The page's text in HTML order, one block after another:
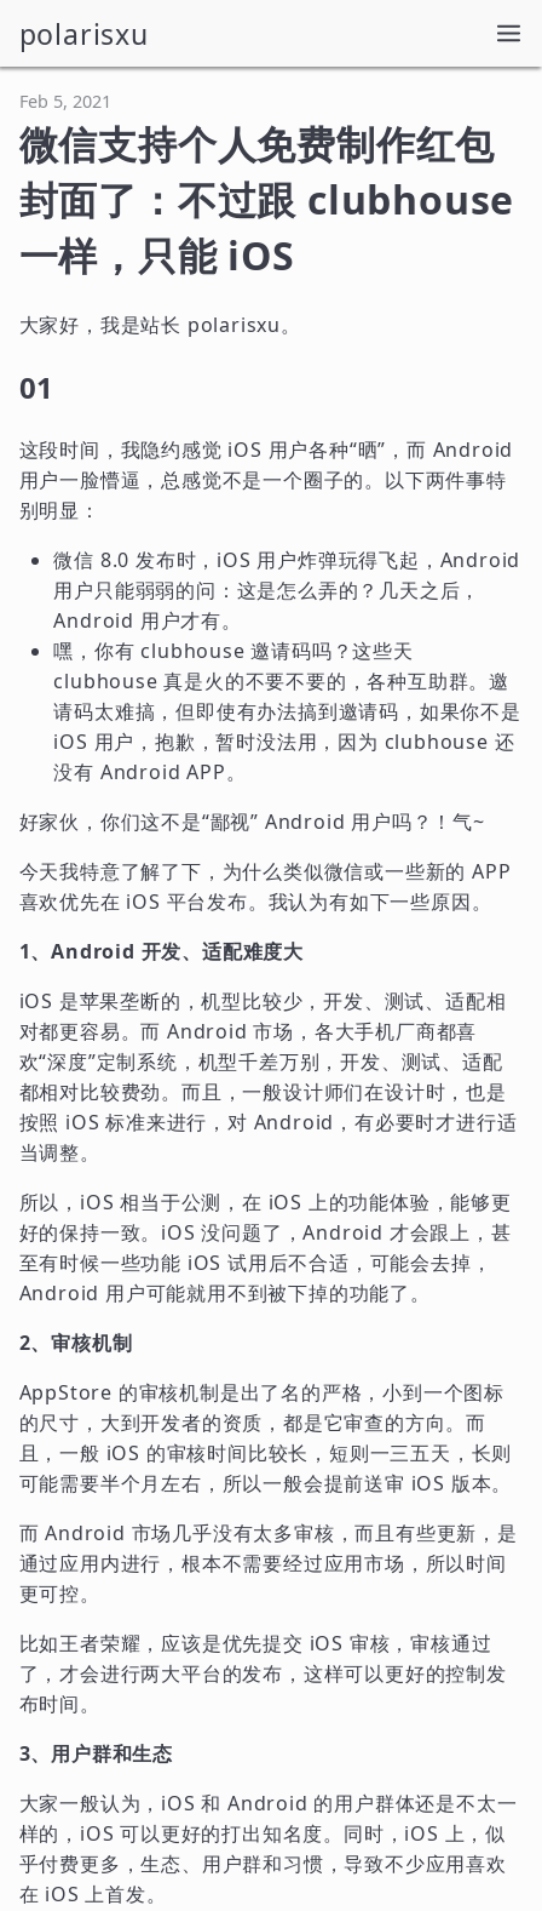
polarisxu
Feb 5, 2021
微信支持个人免费制作红包
封面了：不过跟 clubhouse
一样，只能 iOS
大家好，我是站长 polarisxu。
01
这段时间，我隐约感觉 iOS 用户各种“晒”，而 Android
用户一脸懵逼，总感觉不是一个圈子的。以下两件事特
别明显：
微信 8.0 发布时，iOS 用户炸弹玩得飞起，Android
用户只能弱弱的问：这是怎么弄的？几天之后，
Android 用户才有。
嘿，你有 clubhouse 邀请码吗？这些天
clubhouse 真是火的不要不要的，各种互助群。邀
请码太难搞，但即使有办法搞到邀请码，如果你不是
iOS 用户，抱歉，暂时没法用，因为 clubhouse 还
没有 Android APP。
好家伙，你们这不是“鄙视” Android 用户吗？！气~
今天我特意了解了下，为什么类似微信或一些新的 APP
喜欢优先在 iOS 平台发布。我认为有如下一些原因。
1、Android 开发、适配难度大
iOS 是苹果垄断的，机型比较少，开发、测试、适配相
对都更容易。而 Android 市场，各大手机厂商都喜
欢“深度”定制系统，机型千差万别，开发、测试、适配
都相对比较费劲。而且，一般设计师们在设计时，也是
按照 iOS 标准来进行，对 Android，有必要时才进行适
当调整。
所以，iOS 相当于公测，在 iOS 上的功能体验，能够更
好的保持一致。iOS 没问题了，Android 才会跟上，甚
至有时候一些功能 iOS 试用后不合适，可能会去掉，
Android 用户可能就用不到被下掉的功能了。
2、审核机制
AppStore 的审核机制是出了名的严格，小到一个图标
的尺寸，大到开发者的资质，都是它审查的方向。而
且，一般 iOS 的审核时间比较长，短则一三五天，长则
可能需要半个月左右，所以一般会提前送审 iOS 版本。
而 Android 市场几乎没有太多审核，而且有些更新，是
通过应用内进行，根本不需要经过应用市场，所以时间
更可控。
比如王者荣耀，应该是优先提交 iOS 审核，审核通过
了，才会进行两大平台的发布，这样可以更好的控制发
布时间。
3、用户群和生态
大家一般认为，iOS 和 Android 的用户群体还是不太一
样的，iOS 可以更好的打出知名度。同时，iOS 上，似
乎付费更多，生态、用户群和习惯，导致不少应用喜欢
在 iOS 上首发。